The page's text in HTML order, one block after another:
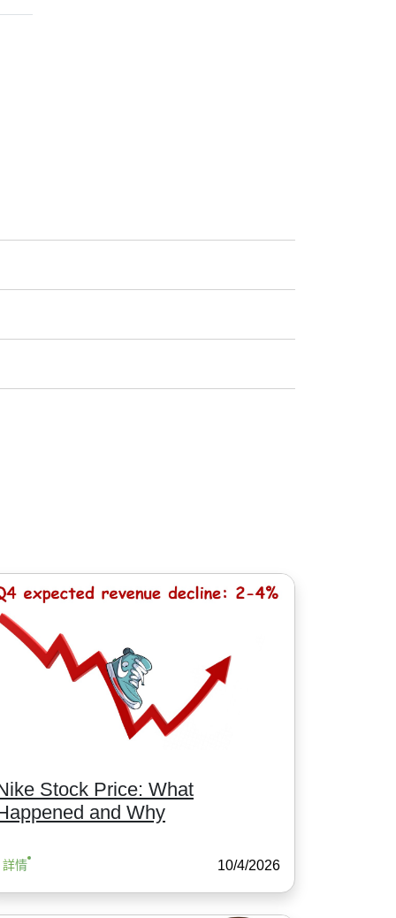
票 - 1.5加元. MT5平臺最低手續費為: 1
Stock Price: What
and Why
詳情 10/4/2026